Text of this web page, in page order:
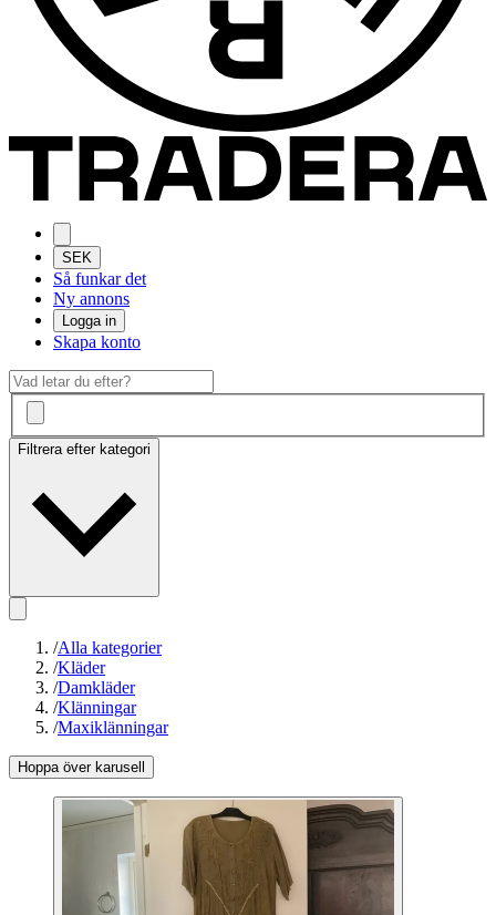
SEK
Så funkar det
Ny annons
Logga in
Skapa konto
Filtrera efter kategori
/Alla kategorier
/Kläder
/Damkläder
/Klänningar
/Maxiklänningar
Hoppa över karusell